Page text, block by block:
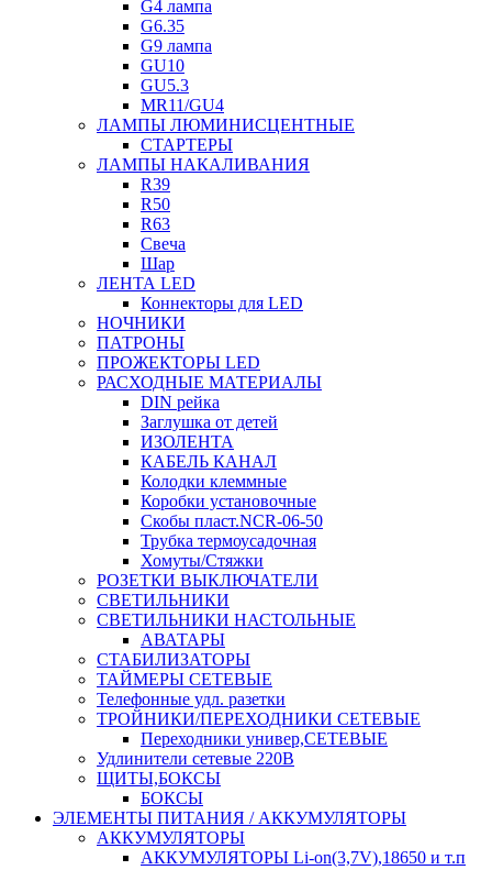
G4 лампа
G6.35
G9 лампа
GU10
GU5.3
MR11/GU4
ЛАМПЫ ЛЮМИНИСЦЕНТНЫЕ
СТАРТЕРЫ
ЛАМПЫ НАКАЛИВАНИЯ
R39
R50
R63
Свеча
Шар
ЛЕНТА LED
Коннекторы для LED
НОЧНИКИ
ПАТРОНЫ
ПРОЖЕКТОРЫ LED
РАСХОДНЫЕ МАТЕРИАЛЫ
DIN рейка
Заглушка от детей
ИЗОЛЕНТА
КАБЕЛЬ КАНАЛ
Колодки клеммные
Коробки установочные
Скобы пласт.NCR-06-50
Трубка термоусадочная
Хомуты/Стяжки
РОЗЕТКИ ВЫКЛЮЧАТЕЛИ
СВЕТИЛЬНИКИ
СВЕТИЛЬНИКИ НАСТОЛЬНЫЕ
АВАТАРЫ
СТАБИЛИЗАТОРЫ
ТАЙМЕРЫ СЕТЕВЫЕ
Телефонные удл. разетки
ТРОЙНИКИ/ПЕРЕХОДНИКИ СЕТЕВЫЕ
Переходники универ,СЕТЕВЫЕ
Удлинители сетевые 220В
ЩИТЫ,БОКСЫ
БОКСЫ
ЭЛЕМЕНТЫ ПИТАНИЯ / АККУМУЛЯТОРЫ
АККУМУЛЯТОРЫ
АККУМУЛЯТОРЫ Li-on(3,7V),18650 и т.п